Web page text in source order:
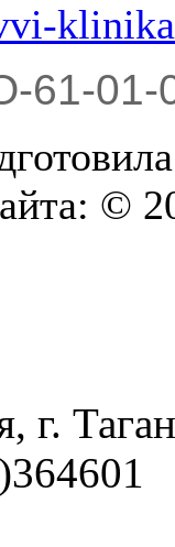
61-01-
©
г.